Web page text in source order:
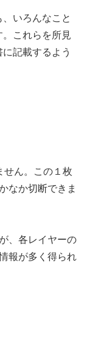
いろんなこと
これらを所見
記載するよう
せん。この１枚
なか切断できま
、各レイヤーの
報が多く得られ